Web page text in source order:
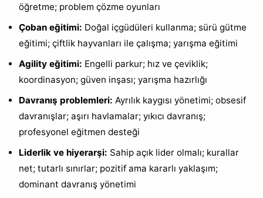
öğretme; problem çözme oyunları
Çoban eğitimi: Doğal içgüdüleri kullanma; sürü gütme
eğitimi; çiftlik hayvanları ile çalışma; yarışma eğitimi
Agility eğitimi: Engelli parkur; hız ve çeviklik;
koordinasyon; güven inşası; yarışma hazırlığı
Davranış problemleri: Ayrılık kaygısı yönetimi; obsesif
davranışlar; aşırı havlamalar; yıkıcı davranış;
profesyonel eğitmen desteği
Liderlik ve hiyerarşi: Sahip açık lider olmalı; kurallar
net; tutarlı sınırlar; pozitif ama kararlı yaklaşım;
dominant davranış yönetimi